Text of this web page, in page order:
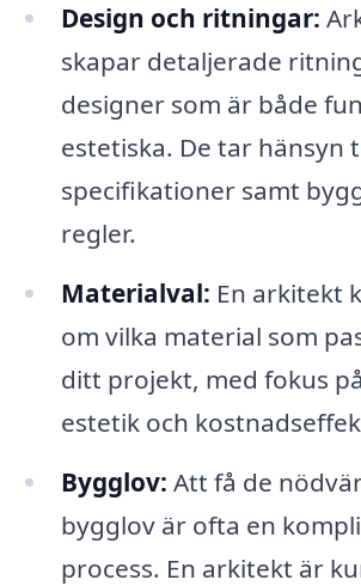
Design och ritningar:
skapar detaljerade
designer som är både
estetiska. De tar hänsyn
specifikationer samt
regler.
Materialval: En arkitekt
om vilka material som
ditt projekt, med fokus
estetik och
Bygglov: Att få de
bygglov är ofta en
process. En arkitekt är